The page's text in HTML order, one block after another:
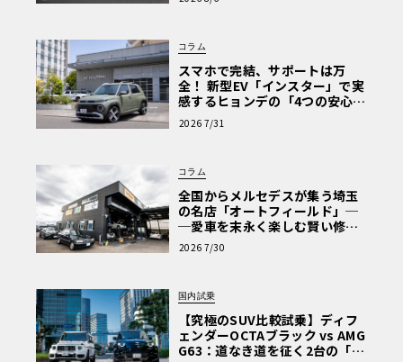
な走り〈PR〉
コラム
スマホで完結、サポートは万
全！ 新型EV「インスター」で実
感するヒョンデの「4つの安心」
【第1回・ヒョンデ6つの疑問：
Why? Hyundai?】〈PR〉
2026 7/31
コラム
全国からメルセデスが集う埼玉
の名店「オートフィールド」─
─愛車を末永く楽しむ賢い修理
術と、プロがフックス製オイル
を選ぶ理由〈PR〉
2026 7/30
国内試乗
【究極のSUV比較試乗】ディフ
ェンダーOCTAブラック vs AMG
G63：道なき道を征く2台の「対